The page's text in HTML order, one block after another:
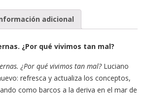
adicional
¿Por qué vivimos tan mal?
¿Por qué vivimos tan mal?Luciano
refresca y actualiza los conceptos,
como barcos a la deriva en el mar de